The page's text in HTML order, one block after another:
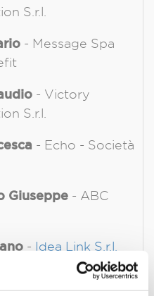
S.r.l.
- Message Spa
- Victory
S.r.l.
- Echo - Società
Giuseppe - ABC
- Idea Link S.r.l.
IMille S.r.l.